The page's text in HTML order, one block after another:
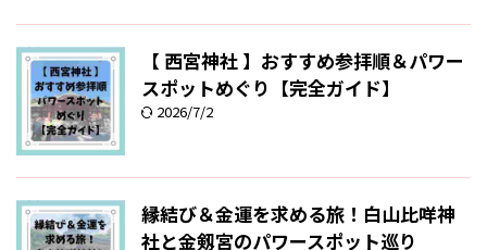
【 西宮神社 】おすすめ参拝順＆パワー
スポットめぐり【完全ガイド】
2026/7/2
縁結び＆金運を求める旅！白山比咩神
社と金剱宮のパワースポット巡り